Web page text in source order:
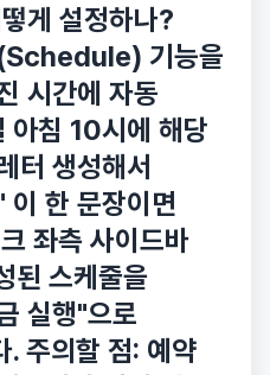
게 설정하나?
기능을
시간에 자동
아침 10시에 해당
터 생성해서
이 한 문장이면
좌측 사이드바
된 스케줄을
실행"으로
. 주의할 점: 예약